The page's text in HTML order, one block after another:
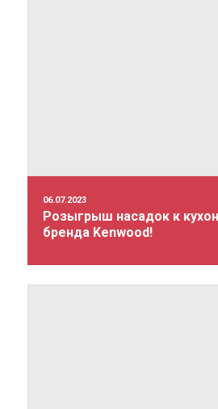
06.07.2023
Розыгрыш насадок к
бренда Kenwood!